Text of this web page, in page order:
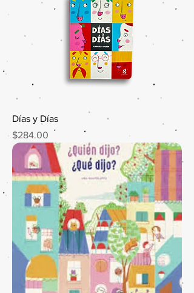
Días y Días
Precio
$284.00